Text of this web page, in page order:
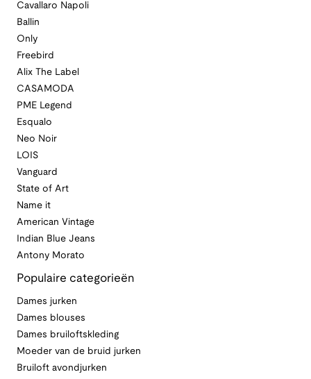
Cavallaro Napoli
Ballin
Only
Freebird
Alix The Label
CASAMODA
PME Legend
Esqualo
Neo Noir
LOIS
Vanguard
State of Art
Name it
American Vintage
Indian Blue Jeans
Antony Morato
Populaire categorieën
Dames jurken
Dames blouses
Dames bruiloftskleding
Moeder van de bruid jurken
Bruiloft avondjurken